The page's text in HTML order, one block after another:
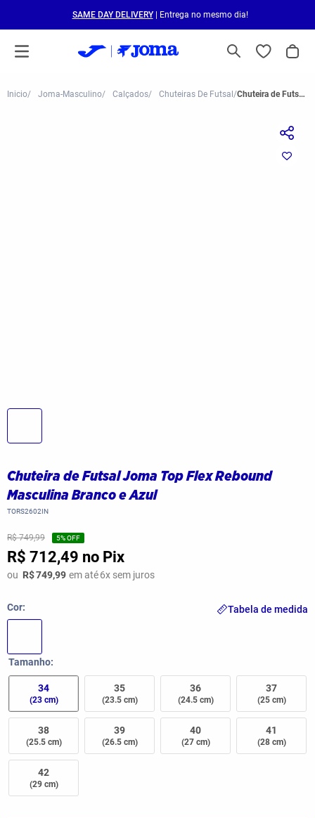
SAME DAY DELIVERY| Entrega no mesmo dia!
Joma-Masculino Calçados Chuteiras De Futsal Chuteira de Futsal Joma Top Flex Rebound Masculina Branco e Azul
Chuteira de Futsal Joma Top Flex Rebound
Masculina Branco e Azul
TORS2602IN
R$ 749,99 5% OFF
R$ 712,49 no Pix
ou R$749,99 em até6x sem juros
Cor
Tamanho
34
(23 cm)
35
(23.5 cm)
36
(24.5 cm)
37
(25 cm)
38
(25.5 cm)
39
(26.5 cm)
40
(27 cm)
41
(28 cm)
42
(29 cm)
Tabela de medida